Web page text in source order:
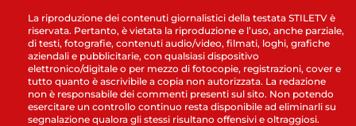
La riproduzione dei contenuti giornalistici della testata STILETV è
riservata. Pertanto, è vietata la riproduzione e l’uso, anche parziale,
di testi, fotografie, contenuti audio/video, filmati, loghi, grafiche
aziendali e pubblicitarie, con qualsiasi dispositivo
elettronico/digitale o per mezzo di fotocopie, registrazioni, cover e
tutto quanto è ascrivibile a copia non autorizzata. La redazione
non è responsabile dei commenti presenti sul sito. Non potendo
esercitare un controllo continuo resta disponibile ad eliminarli su
segnalazione qualora gli stessi risultano offensivi e oltraggiosi.